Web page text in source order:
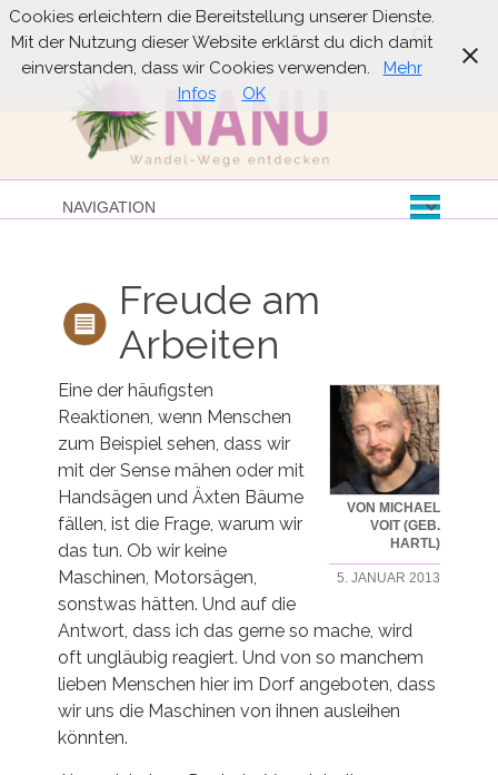
Suche
Freude am
Arbeiten
VON MICHAEL
VOIT (GEB.
HARTL)
5. JANUAR 2013
Eine der häufigsten
Reaktionen, wenn Menschen
zum Beispiel sehen, dass wir
mit der Sense mähen oder mit
Handsägen und Äxten Bäume
fällen, ist die Frage, warum wir
das tun. Ob wir keine
Maschinen, Motorsägen,
sonstwas hätten. Und auf die
Antwort, dass ich das gerne so mache, wird
oft ungläubig reagiert. Und von so manchem
lieben Menschen hier im Dorf angeboten, dass
wir uns die Maschinen von ihnen ausleihen
könnten.
Cookies erleichtern die Bereitstellung unserer Dienste.
Mit der Nutzung dieser Website erklärst du dich damit
einverstanden, dass wir Cookies verwenden.
Mehr
Infos
OK